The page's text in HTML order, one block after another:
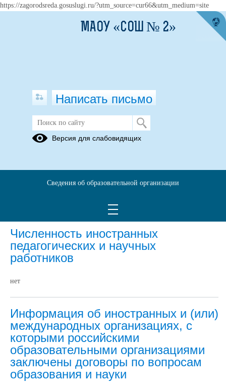
https://zagorodsreda.gosuslugi.ru/?utm_source=cur66&utm_medium=site
Численность иностранных
программам
Численность иностранных
педагогических и научных
работников
нет
Информация об иностранных и (или)
международных организациях, с
которыми российскими
образовательными организациями
заключены договоры по вопросам
образования и науки
МАОУ «СОШ № 2»
Написать письмо
Версия для слабовидящих
Сведения об образовательной организации